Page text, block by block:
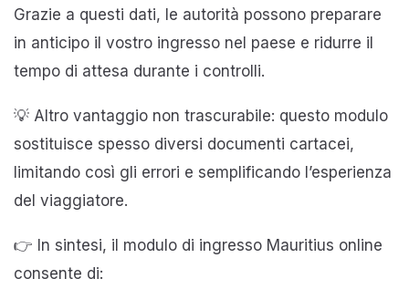
Grazie a questi dati, le autorità possono preparare
in anticipo il vostro ingresso nel paese e ridurre il
tempo di attesa durante i controlli.
💡 Altro vantaggio non trascurabile: questo modulo
sostituisce spesso diversi documenti cartacei,
limitando così gli errori e semplificando l’esperienza
del viaggiatore.
👉 In sintesi, il modulo di ingresso Mauritius online
consente di: